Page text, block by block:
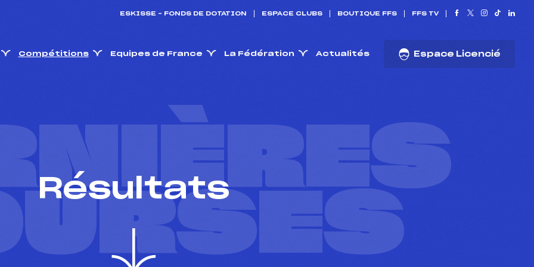
ESKISSE – FONDS DE DOTATION ESPACE CLUBS BOUTIQUE FFS FFS TV
Compétitions Equipes de France La Fédération Actualités Espace Licencié
Résultats